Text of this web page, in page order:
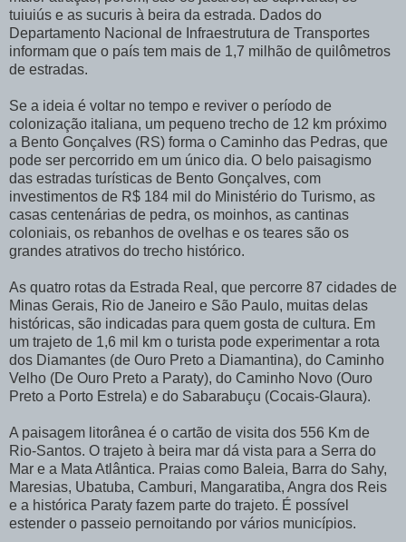
tuiuiús e as sucuris à beira da estrada. Dados do
Departamento Nacional de Infraestrutura de Transportes
informam que o país tem mais de 1,7 milhão de quilômetros
de estradas.
Se a ideia é voltar no tempo e reviver o período de
colonização italiana, um pequeno trecho de 12 km próximo
a Bento Gonçalves (RS) forma o Caminho das Pedras, que
pode ser percorrido em um único dia. O belo paisagismo
das estradas turísticas de Bento Gonçalves, com
investimentos de R$ 184 mil do Ministério do Turismo, as
casas centenárias de pedra, os moinhos, as cantinas
coloniais, os rebanhos de ovelhas e os teares são os
grandes atrativos do trecho histórico.
As quatro rotas da Estrada Real, que percorre 87 cidades de
Minas Gerais, Rio de Janeiro e São Paulo, muitas delas
históricas, são indicadas para quem gosta de cultura. Em
um trajeto de 1,6 mil km o turista pode experimentar a rota
dos Diamantes (de Ouro Preto a Diamantina), do Caminho
Velho (De Ouro Preto a Paraty), do Caminho Novo (Ouro
Preto a Porto Estrela) e do Sabarabuçu (Cocais-Glaura).
A paisagem litorânea é o cartão de visita dos 556 Km de
Rio-Santos. O trajeto à beira mar dá vista para a Serra do
Mar e a Mata Atlântica. Praias como Baleia, Barra do Sahy,
Maresias, Ubatuba, Camburi, Mangaratiba, Angra dos Reis
e a histórica Paraty fazem parte do trajeto. É possível
estender o passeio pernoitando por vários municípios.